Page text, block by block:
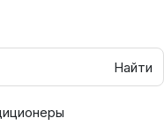
Найти